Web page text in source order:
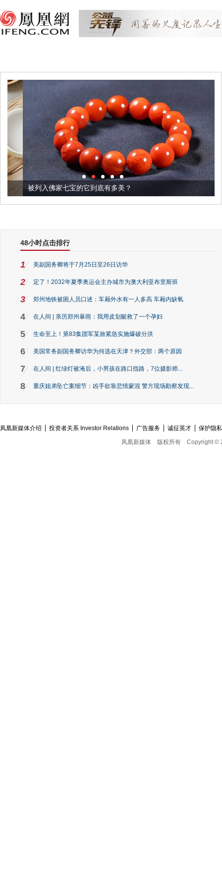
被列入佛家七宝的它到底有多美？
48小时点击排行
1 美副国务卿将于7月25日至26日访华
2 定了！2032年夏季奥运会主办城市为澳大利亚布里斯班
3 郑州地铁被困人员口述：车厢外水有一人多高 车厢内缺氧
4 在人间 | 亲历郑州暴雨：我用皮划艇救了一个孕妇
5 生命至上！第83集团军某旅紧急实施爆破分洪
6 美国常务副国务卿访华为何选在天津？外交部：两个原因
7 在人间 | 红绿灯被淹后，小男孩在路口指路，7位摄影师...
8 重庆姐弟坠亡案细节：凶手欲靠悲情蒙混 警方现场勘察发现...
凤凰新媒体介绍 投资者关系 Investor Relations 广告服务 诚征英才
保护隐
凤凰新媒体
版权所有 Copyright ©